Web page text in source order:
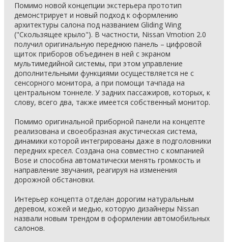
Помимо новой концепции экстерьера прототип
демонстрирует и новый подход к оформлению
архитектуры салона под названием Gliding Wing
("Скользящее крыло"). В частности, Nissan Vmotion 2.0
получил оригинальную переднюю панель – цифровой
щиток приборов объединен в ней с экраном
мультимедийной системы, при этом управление
дополнительными функциями осуществляется не с
сенсорного монитора, а при помощи тачпада на
центральном тоннеле. У задних пассажиров, которых, к
слову, всего два, также имеется собственный монитор.
Помимо оригинальной приборной панели на концепте
реализована и своеобразная акустическая система,
динамики которой интегрированы даже в подголовники
передних кресел. Создана она совместно с компанией
Bose и способна автоматически менять громкость и
направление звучания, реагируя на изменения
дорожной обстановки.
Интерьер концепта отделан дорогим натуральным
деревом, кожей и медью, которую дизайнеры Nissan
назвали новым трендом в оформлении автомобильных
салонов.